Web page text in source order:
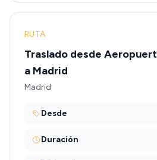
RUTA
Traslado desde
a Madrid
Madrid
Desde
Duración